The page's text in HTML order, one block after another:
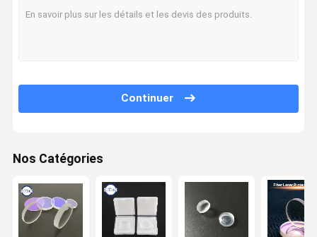
Continuer
Nos Catégories